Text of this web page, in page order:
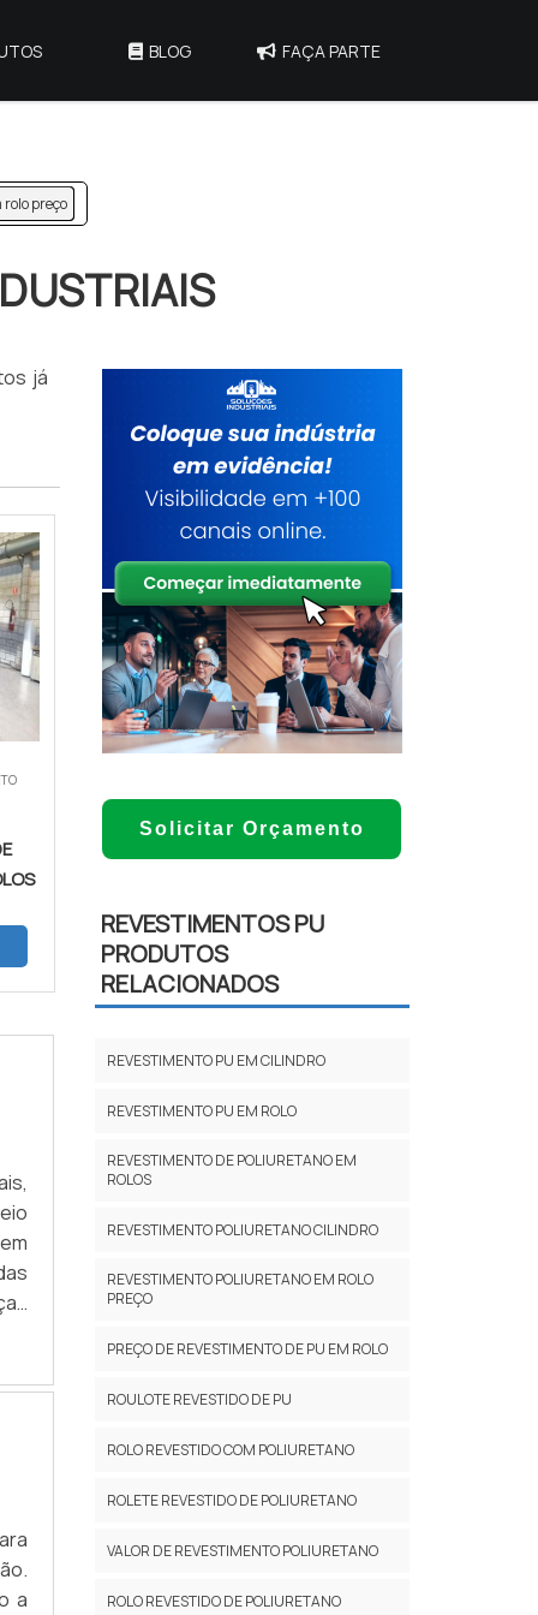
BLOG FAÇA PARTE
preço
já
a
Solicitar Orçamento
REVESTIMENTOS PU
PRODUTOS
RELACIONADOS
REVESTIMENTO PU EM CILINDRO
REVESTIMENTO PU EM ROLO
REVESTIMENTO DE POLIURETANO EM
ROLOS
REVESTIMENTO POLIURETANO CILINDRO
REVESTIMENTO POLIURETANO EM ROLO
PREÇO
PREÇO DE REVESTIMENTO DE PU EM ROLO
ROULOTE REVESTIDO DE PU
ROLO REVESTIDO COM POLIURETANO
ROLETE REVESTIDO DE POLIURETANO
VALOR DE REVESTIMENTO POLIURETANO
ROLO REVESTIDO DE POLIURETANO